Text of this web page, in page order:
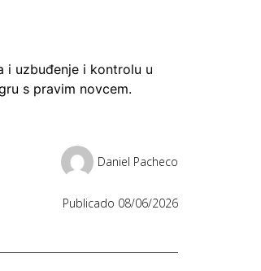
i uzbuđenje i kontrolu u
s pravim novcem.
Daniel Pacheco
Publicado 08/06/2026